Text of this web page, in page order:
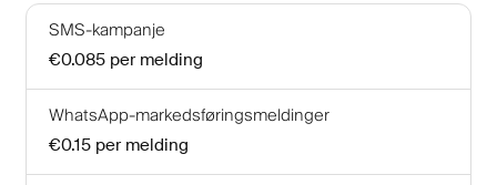
SMS-kampanje
€0.085 per melding
WhatsApp-markedsføringsmeldinger
€0.15 per melding